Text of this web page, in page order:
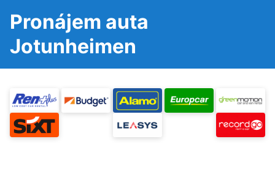
Pronájem auta
Jotunheimen